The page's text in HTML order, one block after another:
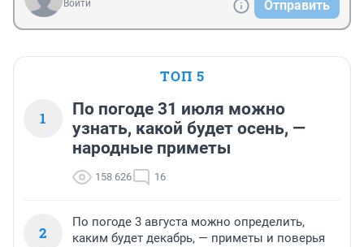
Войти
Отправить
ТОП 5
1
По погоде 31 июля можно
узнать, какой будет осень, —
народные приметы
158 626 16
2
По погоде 3 августа можно определить,
каким будет декабрь, — приметы и поверья